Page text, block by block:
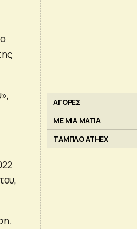
ΑΓΟΡΕΣ
ΜΕ ΜΙΑ ΜΑΤΙΑ
ΤΑΜΠΛΟ ATHEX